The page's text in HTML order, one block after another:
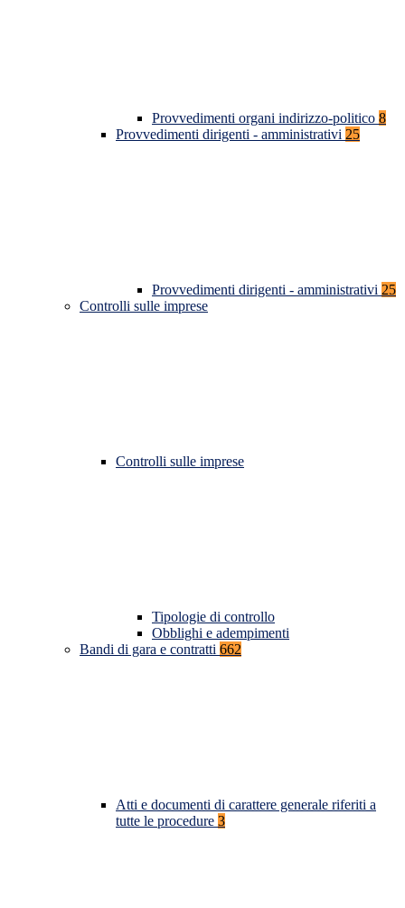
Provvedimenti organi indirizzo-politico 8
Provvedimenti dirigenti - amministrativi 25
Provvedimenti dirigenti - amministrativi 25
Controlli sulle imprese
Controlli sulle imprese
Tipologie di controllo
Obblighi e adempimenti
Bandi di gara e contratti 662
Atti e documenti di carattere generale riferiti a
tutte le procedure 3